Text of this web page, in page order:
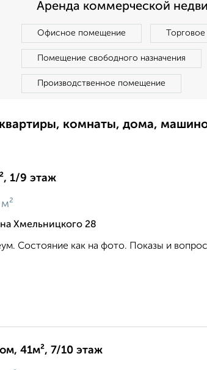
Аренда коммерческой
Офисное помещение
Помещение свободного назначения
Производственное помещение
комнаты, дома,
1/9 этаж
Хмельницкого 28
Состояние как на фото. Показы и
41м², 7/10 этаж